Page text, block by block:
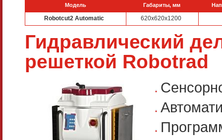
Модель Габариты, мм
Robotcut2 Automatic 620x620x1200
Гидравлический
решеткой Robotrad